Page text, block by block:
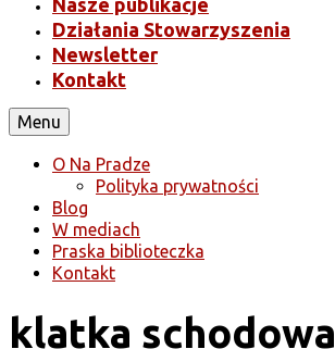
Nasze publikacje
Działania Stowarzyszenia
Newsletter
Kontakt
Menu
O Na Pradze
Polityka prywatności
Blog
W mediach
Praska biblioteczka
Kontakt
klatka schodowa